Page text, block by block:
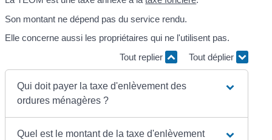
Son montant ne dépend pas du service rendu.
Elle concerne aussi les propriétaires qui ne l'utilisent pas.
Tout replier
Tout déplier
Qui doit payer la taxe d'enlèvement des
ordures ménagères ?
Quel est le montant de la taxe d'enlèvement